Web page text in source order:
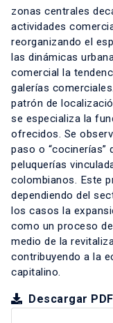
zonas centrales
actividades
reorganizando el
las dinámicas
comercial la
galerías
patrón de
se especializa la
ofrecidos. Se
paso o “cocinerías”
peluquerías
colombianos. Este
dependiendo del
los casos la
como un proceso
medio de la
contribuyendo a la
capitalino.
Descargar PDF